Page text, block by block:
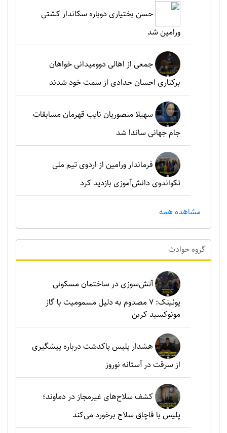
حسن بختیاری دوباره سکاندار کشتی
ورامین شد
جمعی از اهالی دوومیدانی خواهان
برکناری احسان حدادی از سمت خود شدند
سهیلا منصوریان نایب قهرمان مسابقات
جام جهانی ساندا شد
فرماندار ورامین از اردوی تیم ملی
تکواندوی دانش‌آموزی بازدید کرد
مشاهده همه
گروه حوادث
آتش‌سوزی در ساختمان مسکونی
پوئینک: 7 مصدوم به دلیل مسمومیت با گاز
مونوکسید کربن
هشدار پلیس پاکدشت درباره پیشگیری
از سرقت در آستانه نوروز
کشف سلاح‌های غیرمجاز در دماوند؛
پلیس با قاچاق سلاح برخورد می‌کند